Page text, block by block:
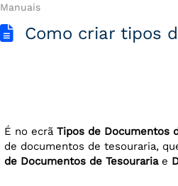
Manuais
Como criar tipos
É no ecrãTipos de Documentos
de documentos de tesouraria,
de Documentos de Tesourariae